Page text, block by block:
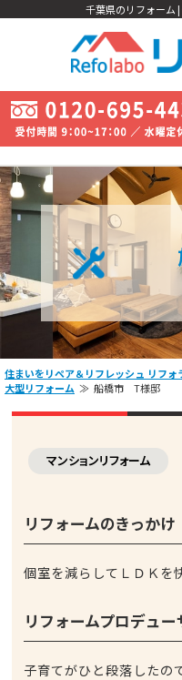
千葉県のリフォーム
住まいをリペア＆リフレッシュ リフォ
大型リフォーム
船橋市 T様邸
マンションリフォーム
リフォームのきっかけ
個室を減らしてＬＤＫを
リフォームプロデュ
子育てがひと段落したの